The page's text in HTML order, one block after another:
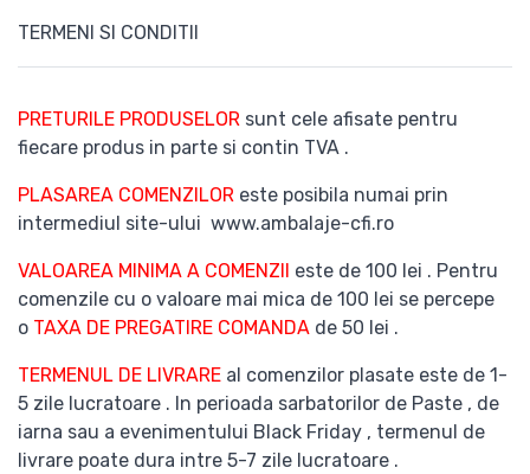
TERMENI SI CONDITII
PRETURILE PRODUSELOR sunt cele afisate pentru
fiecare produs in parte si contin TVA .
PLASAREA COMENZILOR este posibila numai prin
intermediul site-ului www.ambalaje-cfi.ro
VALOAREA MINIMA A COMENZII este de 100 lei . Pentru
comenzile cu o valoare mai mica de 100 lei se percepe
o TAXA DE PREGATIRE COMANDA de 50 lei .
TERMENUL DE LIVRARE al comenzilor plasate este de 1-
5 zile lucratoare . In perioada sarbatorilor de Paste , de
iarna sau a evenimentului Black Friday , termenul de
livrare poate dura intre 5-7 zile lucratoare .